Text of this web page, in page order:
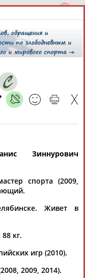
года,
поиск
Зиннурович
спорта (2009,
Живет в
кг.
игр (2010).
2009, 2014).